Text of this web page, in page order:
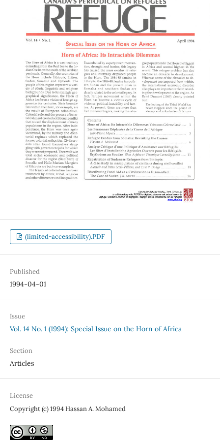
(limited-accessibility).PDF
Published
1994-04-01
Issue
Vol. 14 No. 1 (1994): Special Issue on the Horn of Africa
Section
Articles
License
Copyright (c) 1994 Hassan A. Mohamed